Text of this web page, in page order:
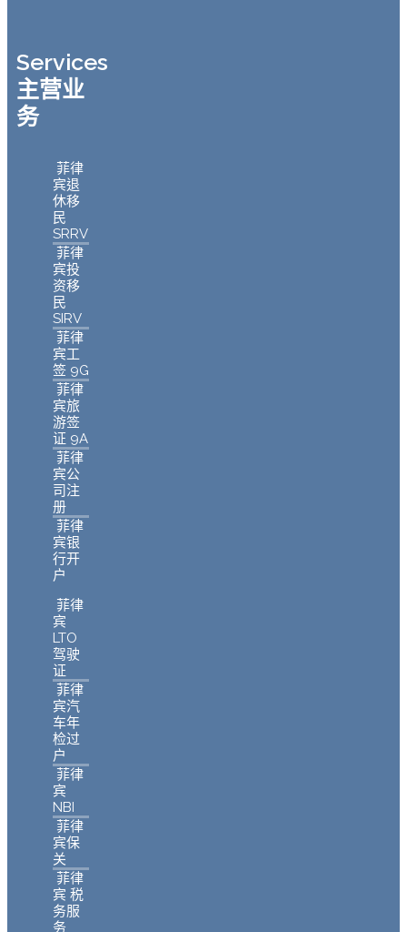
Services
主营业
务
菲律
宾退
休移
民
SRRV
菲律
宾投
资移
民
SIRV
菲律
宾工
签 9G
菲律
宾旅
游签
证 9A
菲律
宾公
司注
册
菲律
宾银
行开
户
菲律
宾
LTO
驾驶
证
菲律
宾汽
车年
检过
户
菲律
宾
NBI
菲律
宾保
关
菲律
宾 税
务服
务